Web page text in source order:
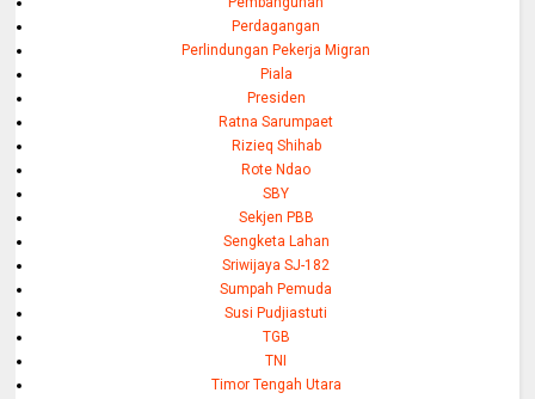
Perdagangan
Perlindungan Pekerja Migran
Piala
Presiden
Ratna Sarumpaet
Rizieq Shihab
Rote Ndao
SBY
Sekjen PBB
Sengketa Lahan
Sriwijaya SJ-182
Sumpah Pemuda
Susi Pudjiastuti
TGB
TNI
Timor Tengah Utara